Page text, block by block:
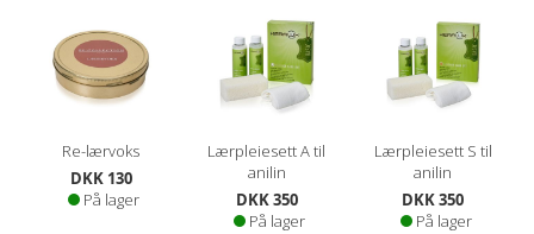
Re-lærvoks
DKK 130
På lager
Lærpleiesett A til
anilin
DKK 350
På lager
Lærpleiesett S til
anilin
DKK 350
På lager